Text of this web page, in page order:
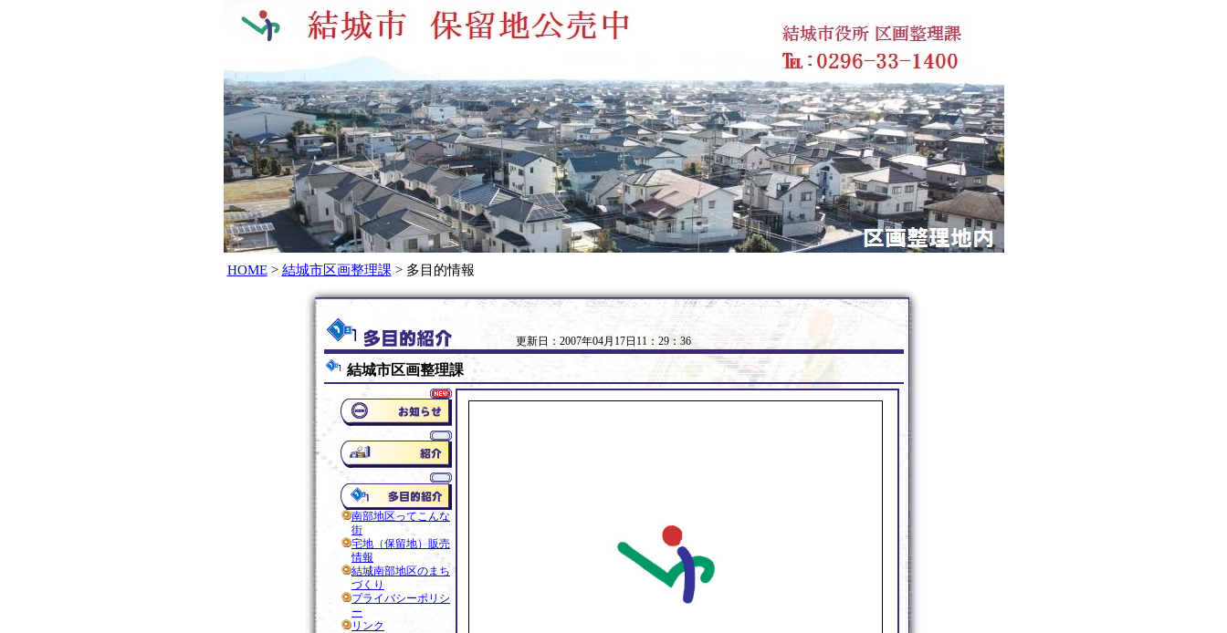
HOME> 結城市区画整理課 > 多目的情報
更新日：2007年04月17日11：29：36
結城市区画整理課
南部地区ってこんな
街
宅地（保留地）販売
情報
結城南部地区のまち
づくり
プライバシーポリシ
ー
リンク